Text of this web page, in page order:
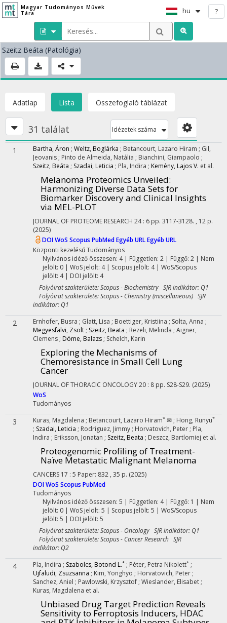
Magyar Tudományos Művek
Tára
hu ?
Szeitz Beáta (Patológia)
Adatlap Lista Összefoglaló táblázat
31 találat Idézetek száma
1 Bartha, Áron ; Weltz, Boglárka ; Betancourt, Lazaro Hiram ; Gil,
Jeovanis ; Pinto de Almeida, Natália ; Bianchini, Giampaolo ;
Szeitz, Beáta ; Szadai, Leticia ; Pla, Indira ; Kemény, Lajos V. et al.
Melanoma Proteomics Unveiled:
Harmonizing Diverse Data Sets for
Biomarker Discovery and Clinical Insights
via MEL-PLOT
JOURNAL OF PROTEOME RESEARCH 24: 6 pp. 3117-3128. , 12 p.
(2025)
DOIWoS Scopus PubMedEgyéb URLEgyéb URL
Központi kezelésűTudományos
Nyilvános idéző összesen: 4| Független: 2 | Függő: 2 | Nem
jelölt: 0 | WoS jelölt: 4 | Scopus jelölt: 4 | WoS/Scopus
jelölt: 4 | DOI jelölt: 4
Folyóirat szakterülete: Scopus - Biochemistry SJR indikátor: Q1
Folyóirat szakterülete: Scopus - Chemistry (miscellaneous) SJR
indikátor: Q1
2 Ernhofer, Busra ; Glatt, Lisa ; Boettiger, Kristiina ; Solta, Anna ;
Megyesfalvi, Zsolt ; Szeitz, Beata ; Rezeli, Melinda ; Aigner,
Clemens ; Döme, Balazs ; Schelch, Karin
Exploring the Mechanisms of
Chemoresistance in Small Cell Lung
Cancer
JOURNAL OF THORACIC ONCOLOGY20 : 8 pp. S28-S29. (2025)
WoS
Tudományos
3 Kuras, Magdalena ; Betancourt, Lazaro Hiram* ✉ ; Hong, Runyu*
; Szadai, Leticia ; Rodriguez, Jimmy ; Horvatovich, Peter ; Pla,
Indira ; Eriksson, Jonatan ; Szeitz, Beata ; Deszcz, Bartlomiej et al.
Proteogenomic Profiling of Treatment-
Naïve Metastatic Malignant Melanoma
CANCERS 17 : 5 Paper: 832 , 35 p. (2025)
DOIWoS Scopus PubMed
Tudományos
Nyilvános idéző összesen: 5 | Független: 4 | Függő: 1 | Nem
jelölt: 0 | WoS jelölt: 5 | Scopus jelölt: 5 | WoS/Scopus
jelölt: 5 | DOI jelölt: 5
Folyóirat szakterülete: Scopus - Oncology SJR indikátor: Q1
Folyóirat szakterülete: Scopus - Cancer Research SJR
indikátor: Q2
4 Pla, Indira ; Szabolcs, Botond L.* ; Péter, Petra Nikolett* ;
Ujfaludi, Zsuzsanna ; Kim, Yonghyo ; Horvatovich, Peter ;
Sanchez, Aniel ; Pawlowski, Krzysztof ; Wieslander, Elisabet ;
Kuras, Magdalena et al.
Unbiased Drug Target Prediction Reveals
Sensitivity to Ferroptosis Inducers, HDAC